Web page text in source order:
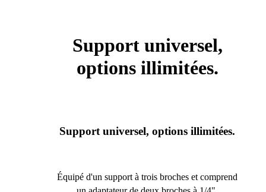
Support universel,
options illimitées.
Support universel, options illimitées.
Équipé d'un support à trois broches et comprend